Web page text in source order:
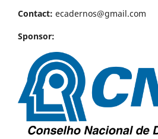
Contact: ecadernos@gmail.com
Sponsor: